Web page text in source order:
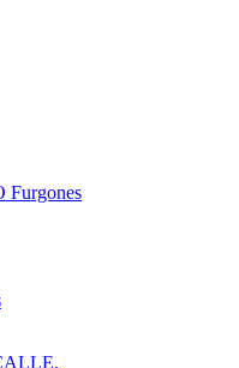
DE CALLE.